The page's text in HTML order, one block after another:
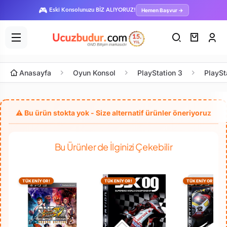
🎮 Eski Konsolunuzu BİZ ALIYORUZ! Hemen Başvur →
Anasayfa Oyun Konsol PlayStation 3
Bu Ürünler de İlginizi Çekebilir
TÜKENİYOR! TÜKENİYOR! TÜKENİYOR!